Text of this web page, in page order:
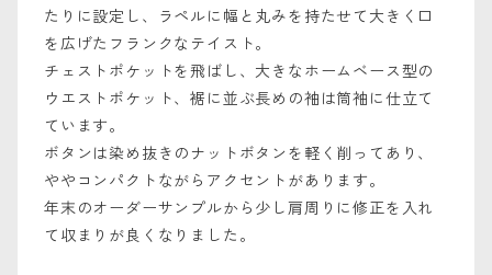
たりに設定し、ラペルに幅と丸みを持たせて大きく口
を広げたフランクなテイスト。
チェストポケットを飛ばし、大きなホームベース型の
ウエストポケット、裾に並ぶ長めの袖は筒袖に仕立て
ています。
ボタンは染め抜きのナットボタンを軽く削ってあり、
ややコンパクトながらアクセントがあります。
年末のオーダーサンプルから少し肩周りに修正を入れ
て収まりが良くなりました。